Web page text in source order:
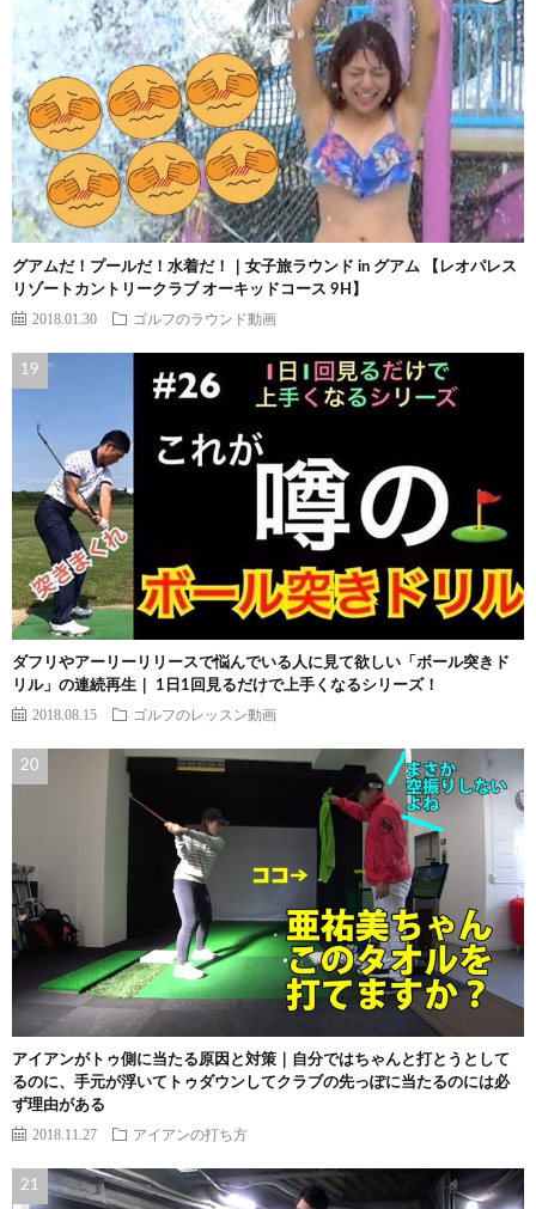
グアムだ！プールだ！水着だ！｜女子旅ラウンド in グアム 【レオパレス
リゾートカントリークラブ オーキッドコース 9H】
2018.01.30 ゴルフのラウンド動画
ダフリやアーリーリリースで悩んでいる人に見て欲しい「ボール突きド
リル」の連続再生｜ 1日1回見るだけで上手くなるシリーズ！
2018.08.15 ゴルフのレッスン動画
アイアンがトゥ側に当たる原因と対策｜自分ではちゃんと打とうとして
るのに、手元が浮いてトゥダウンしてクラブの先っぽに当たるのには必
ず理由がある
2018.11.27 アイアンの打ち方